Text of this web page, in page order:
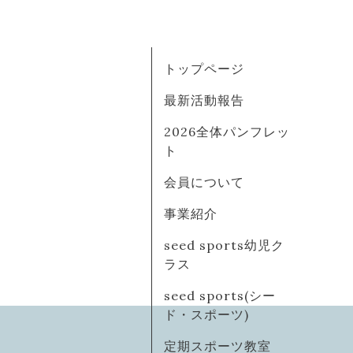
トップページ
最新活動報告
2026全体パンフレッ
ト
会員について
事業紹介
seed sports幼児ク
ラス
seed sports(シー
ド・スポーツ)
定期スポーツ教室